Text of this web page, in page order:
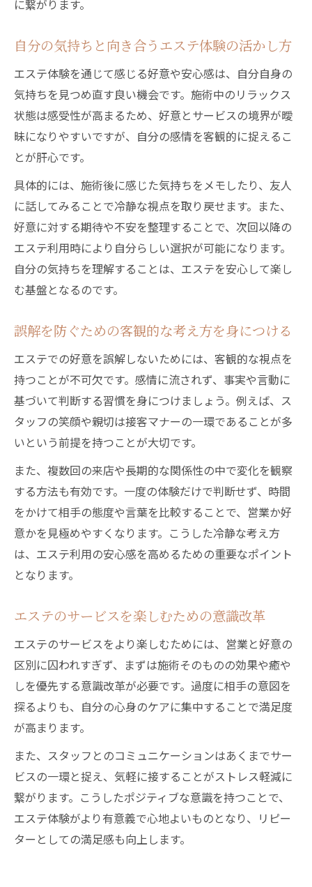
に繋がります。
自分の気持ちと向き合うエステ体験の活かし方
エステ体験を通じて感じる好意や安心感は、自分自身の
気持ちを見つめ直す良い機会です。施術中のリラックス
状態は感受性が高まるため、好意とサービスの境界が曖
昧になりやすいですが、自分の感情を客観的に捉えるこ
とが肝心です。
具体的には、施術後に感じた気持ちをメモしたり、友人
に話してみることで冷静な視点を取り戻せます。また、
好意に対する期待や不安を整理することで、次回以降の
エステ利用時により自分らしい選択が可能になります。
自分の気持ちを理解することは、エステを安心して楽し
む基盤となるのです。
誤解を防ぐための客観的な考え方を身につける
エステでの好意を誤解しないためには、客観的な視点を
持つことが不可欠です。感情に流されず、事実や言動に
基づいて判断する習慣を身につけましょう。例えば、ス
タッフの笑顔や親切は接客マナーの一環であることが多
いという前提を持つことが大切です。
また、複数回の来店や長期的な関係性の中で変化を観察
する方法も有効です。一度の体験だけで判断せず、時間
をかけて相手の態度や言葉を比較することで、営業か好
意かを見極めやすくなります。こうした冷静な考え方
は、エステ利用の安心感を高めるための重要なポイント
となります。
エステのサービスを楽しむための意識改革
エステのサービスをより楽しむためには、営業と好意の
区別に囚われすぎず、まずは施術そのものの効果や癒や
しを優先する意識改革が必要です。過度に相手の意図を
探るよりも、自分の心身のケアに集中することで満足度
が高まります。
また、スタッフとのコミュニケーションはあくまでサー
ビスの一環と捉え、気軽に接することがストレス軽減に
繋がります。こうしたポジティブな意識を持つことで、
エステ体験がより有意義で心地よいものとなり、リピー
ターとしての満足感も向上します。